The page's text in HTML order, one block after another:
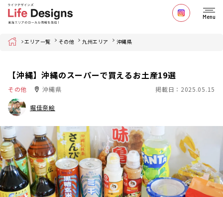
Menu
Home エリア一覧 その他 九州エリア 沖縄県
【沖縄】沖縄のスーパーで買えるお土産19選
その他 沖縄県 掲載日：2025.05.15
堀佳奈絵